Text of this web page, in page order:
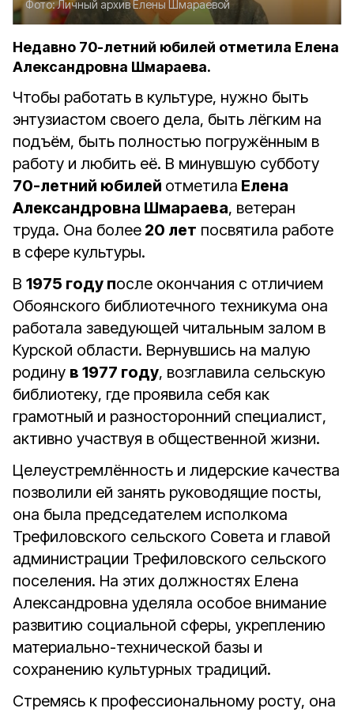
Фото:Личный архив Елены Шмараевой
Недавно 70-летний юбилей отметила Елена
Александровна Шмараева.
Чтобы работать в культуре, нужно быть
энтузиастом своего дела, быть лёгким на
подъём, быть полностью погружённым в
работу и любить её. В минувшую субботу
70-летний юбилей отметила Елена
Александровна Шмараева, ветеран
труда. Она более 20 лет посвятила работе
в сфере культуры.
В 1975 году после окончания с отличием
Обоянского библиотечного техникума она
работала заведующей читальным залом в
Курской области. Вернувшись на малую
родину в 1977 году, возглавила сельскую
библиотеку, где проявила себя как
грамотный и разносторонний специалист,
активно участвуя в общественной жизни.
Целеустремлённость и лидерские качества
позволили ей занять руководящие посты,
она была председателем исполкома
Трефиловского сельского Совета и главой
администрации Трефиловского сельского
поселения. На этих должностях Елена
Александровна уделяла особое внимание
развитию социальной сферы, укреплению
материально-технической базы и
сохранению культурных традиций.
Стремясь к профессиональному росту, она